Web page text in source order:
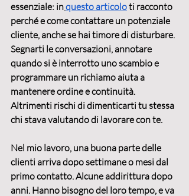
essenziale: inquesto articolo ti racconto
perché e come contattare un potenziale
cliente, anche se hai timore di disturbare.
Segnarti le conversazioni, annotare
quando si è interrotto uno scambio e
programmare un richiamo aiuta a
mantenere ordine e continuità.
Altrimenti rischi di dimenticarti tu stessa
chi stava valutando di lavorare con te.
Nel mio lavoro, una buona parte delle
clienti arriva dopo settimane o mesi dal
primo contatto. Alcune addirittura dopo
anni. Hanno bisogno del loro tempo, e va